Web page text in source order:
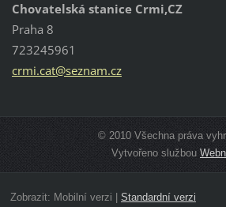
Chovatelská stanice Crmi,CZ
Praha 8
723245961
crmi.cat@seznam.cz
© 2010 Všechna práva
Vytvořeno službou
Zobrazit: Mobilní verzi | Standardní verzi